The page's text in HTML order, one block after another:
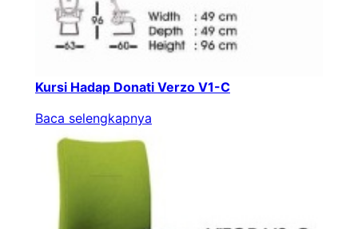
Kursi Hadap Donati Verzo V1-C
Baca selengkapnya